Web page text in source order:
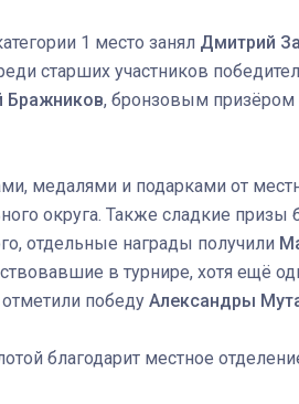
1 место занял Дмитрий
старших участников
Бражников, бронзовым призёром
медалями и подарками от
округа. Также сладкие
отдельные награды получили
в турнире, хотя ещё
победу Александры
благодарит местное